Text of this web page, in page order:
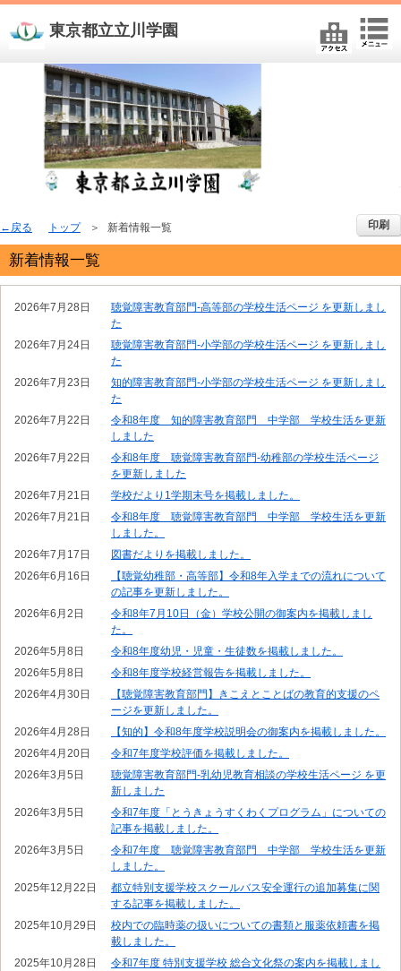
東京都立立川学園
戻る トップ 新着情報一覧 印刷
新着情報一覧
2026年7月28日
聴覚障害教育部門-高等部の学校生活ページ を更新しまし
た
2026年7月24日
聴覚障害教育部門-小学部の学校生活ページ を更新しまし
た
2026年7月23日
知的障害教育部門-小学部の学校生活ページ を更新しまし
た
2026年7月22日
令和8年度 知的障害教育部門 中学部 学校生活を更新
しました
2026年7月22日
令和8年度 聴覚障害教育部門-幼稚部の学校生活ページ
を更新しました
2026年7月21日
学校だより1学期末号を掲載しました。
2026年7月21日
令和8年度 聴覚障害教育部門 中学部 学校生活を更新
しました。
2026年7月17日
図書だよりを掲載しました。
2026年6月16日
【聴覚幼稚部・高等部】令和8年入学までの流れについて
の記事を更新しました。
2026年6月2日
令和8年7月10日（金）学校公開の御案内を掲載しまし
た。
2026年5月8日
令和8年度幼児・児童・生徒数を掲載しました。
2026年5月8日
令和8年度学校経営報告を掲載しました。
2026年4月30日
【聴覚障害教育部門】きこえとことばの教育的支援のペ
ージを更新しました。
2026年4月28日
【知的】令和8年度学校説明会の御案内を掲載しました。
2026年4月20日
令和7年度学校評価を掲載しました。
2026年3月5日
聴覚障害教育部門-乳幼児教育相談の学校生活ページ を更
新しました
2026年3月5日
令和7年度「とうきょうすくわくプログラム」についての
記事を掲載しました。
2026年3月5日
令和7年度 聴覚障害教育部門 中学部 学校生活を更新
しました。
2025年12月22日
都立特別支援学校スクールバス安全運行の追加募集に関
する記事を掲載しました。
2025年10月29日
校内での臨時薬の扱いについての書類と服薬依頼書を掲
載しました。
2025年10月28日
令和7年度 特別支援学校 総合文化祭の案内を掲載しまし